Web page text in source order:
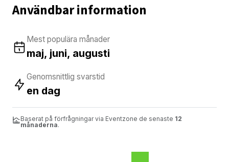
Användbar information
Mest populära månader
maj, juni, augusti
Genomsnittlig svarstid
en dag
Baserat på förfrågningar via Eventzone de senaste 12
månaderna.